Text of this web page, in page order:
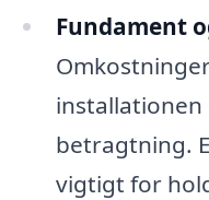
Fundament
installationen
betragtning.
vigtigt for